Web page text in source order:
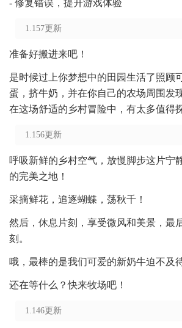
- 修复错误，提升游戏体验
1.157更新
准备好搬进来吧！
是时候过上你梦想中的田园生活了照顾
蛋，挤牛奶，并在你自己的农场周围发
在这场舒适的乡村冒险中，有太多值得
1.156更新
呼吸新鲜的乡村空气，放慢脚步这片宁
的完美之地！
采摘鲜花，追逐蝴蝶，荡秋千！
然后，休息片刻，享受微风和美景，最
刻。
哦，最棒的是我们可爱的新奶牛迫不及
还在等什么？快来牧场吧！
1.146更新